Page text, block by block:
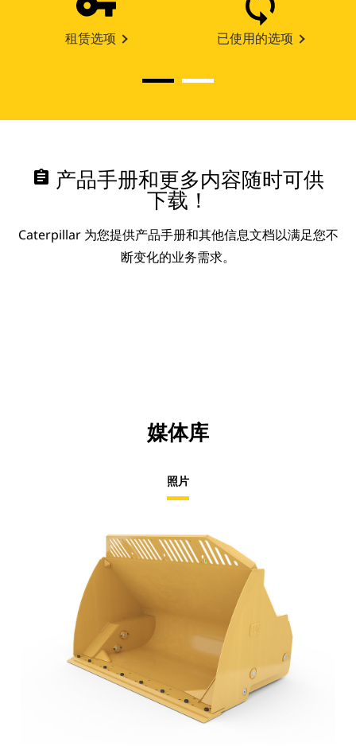
租赁选项 已使用的选项
assignment 产品手册和更多内容随时可供
下载！
Caterpillar 为您提供产品手册和其他信息文档以满足您不
断变化的业务需求。
媒体库
照片